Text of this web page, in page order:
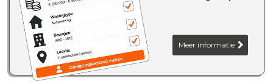
Meer informatie